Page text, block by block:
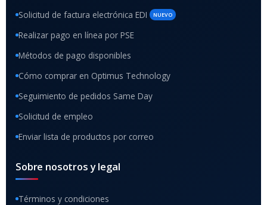
Solicitud de factura electrónica EDI NUEVO
Realizar pago en línea por PSE
Métodos de pago disponibles
Cómo comprar en Optimus Technology
Seguimiento de pedidos Same Day
Solicitud de empleo
Enviar lista de productos por correo
Sobre nosotros y legal
Términos y condiciones